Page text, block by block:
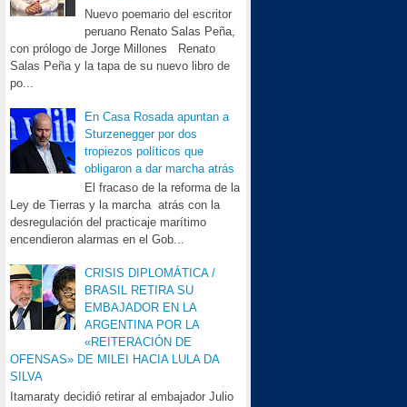
Nuevo poemario del escritor
peruano Renato Salas Peña,
con prólogo de Jorge Millones Renato
Salas Peña y la tapa de su nuevo libro de
po...
En Casa Rosada apuntan a
Sturzenegger por dos
tropiezos políticos que
obligaron a dar marcha atrás
El fracaso de la reforma de la
Ley de Tierras y la marcha atrás con la
desregulación del practicaje marítimo
encendieron alarmas en el Gob...
CRISIS DIPLOMÁTICA /
BRASIL RETIRA SU
EMBAJADOR EN LA
ARGENTINA POR LA
«REITERACIÓN DE
OFENSAS» DE MILEI HACIA LULA DA
SILVA
Itamaraty decidió retirar al embajador Julio